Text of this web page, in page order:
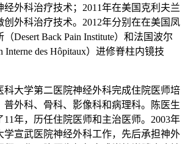
外科治疗技术；2011年在美国克利夫兰
创外科治疗技术。2012年分别在在美国凤
Desert Back Pain Institute）和法国波尔
Interne des Hôpitaux）进修脊柱内镜技
科大学第二医院神经外科完成住院医师培
普外科、骨科、影像科和病理科。陈医生
年，历任住院医师和主治医师。2003年
学宣武医院神经外科工作，先后承担神外